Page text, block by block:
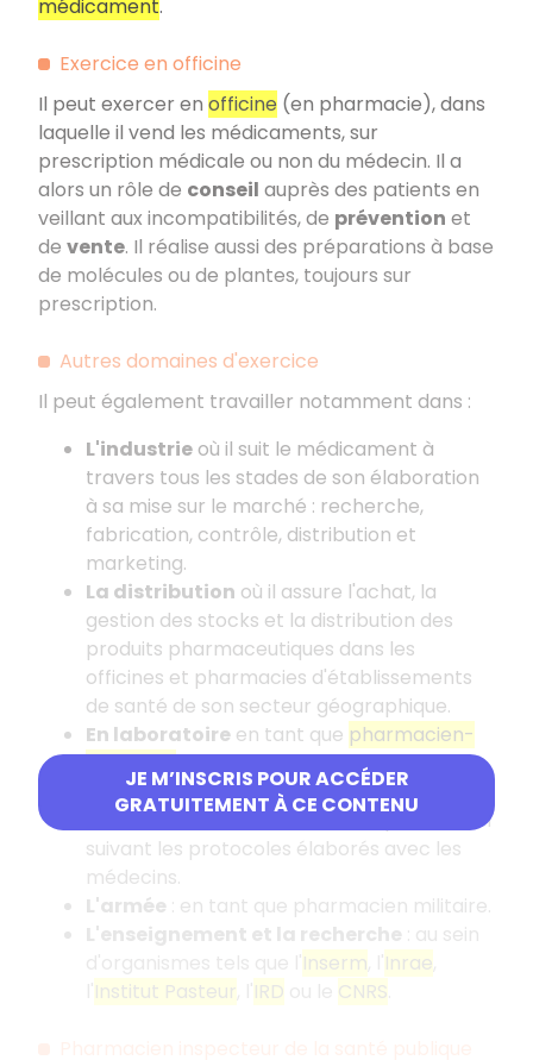
JE M’INSCRIS POUR ACCÉDER
GRATUITEMENT À CE CONTENU
médicament.
Exercice en officine
Il peut exercer en officine (en pharmacie), dans
laquelle il vend les médicaments, sur
prescription médicale ou non du médecin. Il a
alors un rôle de conseil auprès des patients en
veillant aux incompatibilités, de prévention et
de vente. Il réalise aussi des préparations à base
de molécules ou de plantes, toujours sur
prescription.
Autres domaines d'exercice
Il peut également travailler notamment dans :
L'industrie où il suit le médicament à
travers tous les stades de son élaboration
à sa mise sur le marché : recherche,
fabrication, contrôle, distribution et
marketing.
La distribution où il assure l'achat, la
gestion des stocks et la distribution des
produits pharmaceutiques dans les
officines et pharmacies d'établissements
de santé de son secteur géographique.
En laboratoire en tant que pharmacien-
biologiste: où il effectue des analyses.
Les structures hospitalières : où il fournit
les médicaments distribués aux patients en
suivant les protocoles élaborés avec les
médecins.
L'armée : en tant que pharmacien militaire.
L'enseignement et la recherche : au sein
Inserm Inrae
Institut Pasteur IRD CNRS